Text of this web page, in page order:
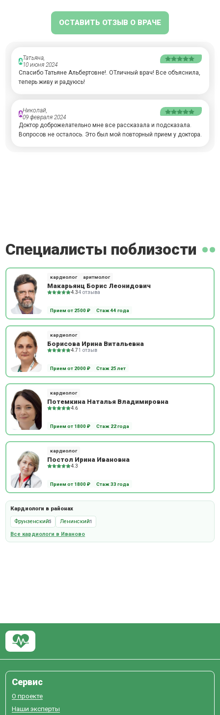
ОСТАВИТЬ ОТЗЫВ О ВРАЧЕ
АТатьяна,
10 июня 2024
Спасибо Татьяне Альбертовне!. ОТличный врач! Все объяснила,
теперь живу и радуюсь!
АНиколай,
09 февраля 2024
Доктор доброжелательно мне все рассказала и подсказала.
Вопросов не осталось. Это был мой повторный прием у доктора.
Специалисты поблизости
кардиолог аритмолог
Макарьянц Борис Леонидович
4.34 отзыва
Прием от 2500 ₽ Стаж 44 года
кардиолог
Борисова Ирина Витальевна
4.71 отзыв
Прием от 2000 ₽ Стаж 25 лет
кардиолог
Потемкина Наталья Владимировна
4.6
Прием от 1800 ₽ Стаж 22 года
кардиолог
Постол Ирина Ивановна
4.3
Прием от 1800 ₽ Стаж 33 года
Кардиологи в районах
Фрунзенский5 Ленинский1
Все кардиологи в Иваново
Сервис
О проекте
Наши эксперты